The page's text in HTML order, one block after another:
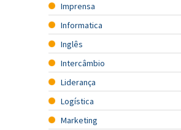
Imprensa
Informatica
Inglês
Intercâmbio
Liderança
Logística
Marketing